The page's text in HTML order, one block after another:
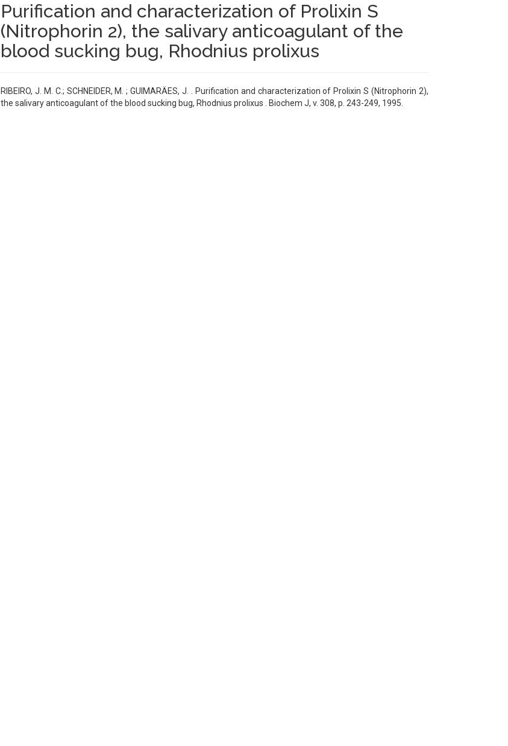
Purification and characterization of Prolixin S
(Nitrophorin 2), the salivary anticoagulant of the
blood sucking bug, Rhodnius prolixus
RIBEIRO, J. M. C.; SCHNEIDER, M. ; GUIMARÄES, J. . Purification and characterization of Prolixin S (Nitrophorin 2),
the salivary anticoagulant of the blood sucking bug, Rhodnius prolixus . Biochem J, v. 308, p. 243-249, 1995.